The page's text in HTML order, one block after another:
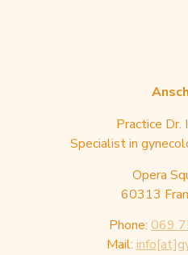
Practice Dr.
Specialist in
Opera
60313
Phone: 069
Mail: